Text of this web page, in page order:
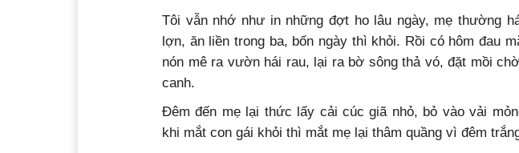
Tôi vẫn nhớ như in những đợt ho lâu ngày, mẹ thường
lợn, ăn liền trong ba, bốn ngày thì khỏi. Rồi có hôm đau
nón mê ra vườn hái rau, lại ra bờ sông thả vó, đặt mồi
canh.
Đêm đến mẹ lại thức lấy cải cúc giã nhỏ, bỏ vào vải
khi mắt con gái khỏi thì mắt mẹ lại thâm quầng vì đêm